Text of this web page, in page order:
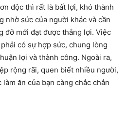
độc thì rất là bất lợi, khó thành
nhờ sức của người khác và cần
đỡ mới đạt được thắng lợi. Việc
có sự hợp sức, chung lòng
lợi và thành công. Ngoài ra,
rộng rãi, quen biết nhiều người,
ăn của bạn càng chắc chắn